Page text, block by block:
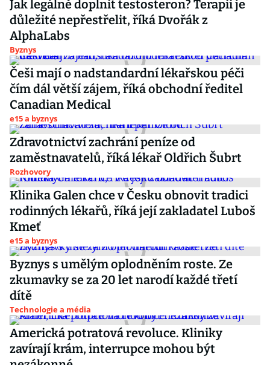
Jak legálně doplnit testosteron? Terapii je
důležité nepřestřelit, říká Dvořák z
AlphaLabs
Byznys
Češi mají o nadstandardní lékařskou péči
čím dál větší zájem, říká obchodní ředitel
Canadian Medical
e15 a byznys
Zdravotnictví zachrání peníze od
zaměstnavatelů, říká lékař Oldřich Šubrt
Rozhovory
Klinika Galen chce v Česku obnovit tradici
rodinných lékařů, říká její zakladatel Luboš
Kmeť
e15 a byznys
Byznys s umělým oplodněním roste. Ze
zkumavky se za 20 let narodí každé třetí
dítě
Technologie a média
Americká potratová revoluce. Kliniky
zavírají krám, interrupce mohou být